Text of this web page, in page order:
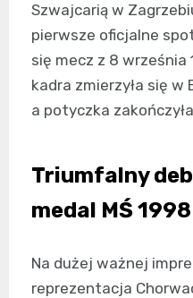
Szwajcarią w
pierwsze oficjalne
się mecz z 8 września
kadra zmierzyła się w
a potyczka
Triumfalny
medal MŚ 1998
Na dużej ważnej
reprezentacja